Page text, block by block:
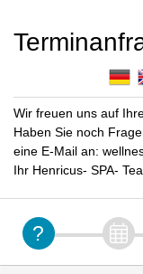
Wir freuen uns auf
Haben Sie noch
eine E-Mail an:
Ihr Henricus- SPA-